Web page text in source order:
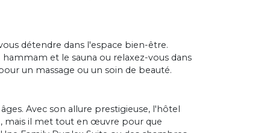
détendre dans l'espace bien-être.
et le sauna ou relaxez-vous dans
un massage ou un soin de beauté.
Avec son allure prestigieuse, l'hôtel
mais il met tout en œuvre pour que